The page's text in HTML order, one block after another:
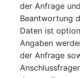
der Anfrage
Beantwortung
Daten ist
Angaben
der Anfrage